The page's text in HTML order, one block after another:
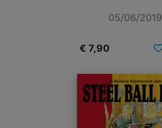
05/06/2019
€ 7,90